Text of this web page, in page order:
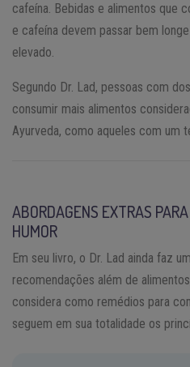
cafeína. Bebidas e alimentos que
e cafeína devem passar bem
elevado.
Segundo Dr. Lad, pessoas com
consumir mais alimentos
Ayurveda, como aqueles com um
ABORDAGENS EXTRAS
HUMOR
Em seu livro, o Dr. Lad ainda faz
recomendações além de
considera como remédios para
seguem em sua totalidade os